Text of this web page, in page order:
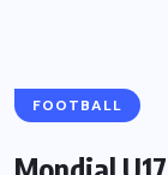
FOOTBALL